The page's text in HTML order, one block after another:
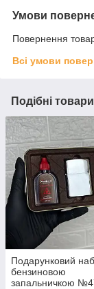
Умови
Повернення
Всі умови
Подібні
Подарунковий
бензиновою
запальничкою